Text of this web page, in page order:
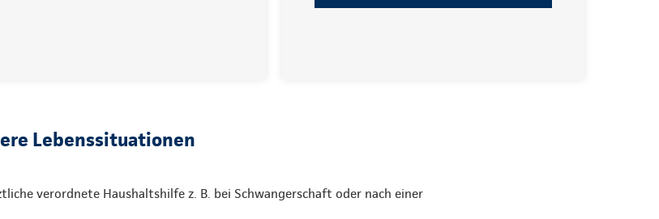
Lebenssituationen
verordnete Haushaltshilfe z. B. bei Schwangerschaft oder nach einer